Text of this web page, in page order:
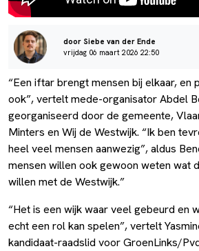
door Siebe van der Ende
vrijdag 06 maart 2026 22:50
“Een iftar brengt mensen bij elkaar, en
ook”, vertelt mede-organisator Abdel
georganiseerd door de gemeente,
Minters en Wij de Westwijk. “Ik ben
heel veel mensen aanwezig”, aldus
mensen willen ook gewoon weten wat
willen met de Westwijk.”
“Het is een wijk waar veel gebeurd en
echt een rol kan spelen”, vertelt
kandidaat-raadslid voor GroenLinks/